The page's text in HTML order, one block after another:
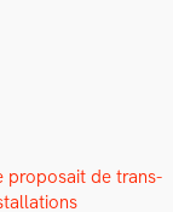
pro­po­sait de trans­